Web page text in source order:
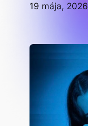
19 mája, 2026